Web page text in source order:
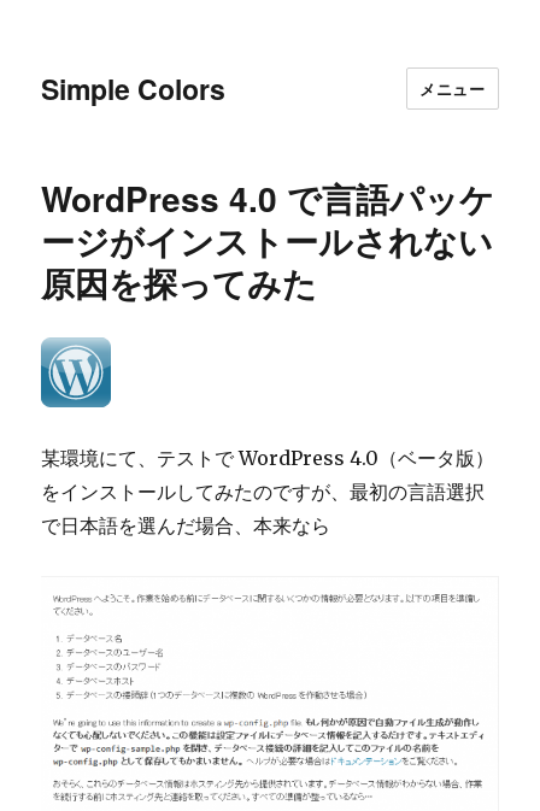
Simple Colors メニュー
WordPress 4.0 で言語パッケ
ージがインストールされない
原因を探ってみた
某環境にて、テストで WordPress 4.0（ベータ版）
をインストールしてみたのですが、最初の言語選択
で日本語を選んだ場合、本来なら